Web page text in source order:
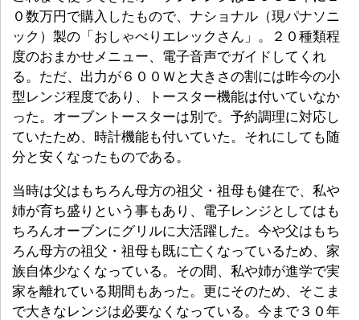
０数万円で購入したもので、ナショナル（現パナソニ
ック）製の「おしゃべりエレックさん」。２０種類程
度のおまかせメニュー、電子音声でガイドしてくれ
る。ただ、出力が６００Ｗと大きさの割には昨今の小
型レンジ程度であり、トースター機能は付いていなか
った。オーブントースターは別で。予約調理に対応し
ていたため、時計機能も付いていた。それにしても随
分と安くなったものである。
当時は父はもちろん母方の祖父・祖母も健在で、私や
姉が育ち盛りという事もあり、電子レンジとしてはも
ちろんオーブンにグリルに大活躍した。今や父はもち
ろん母方の祖父・祖母も既に亡くなっているため、家
族自体少なくなっている。その間、私や姉が進学で実
家を離れている期間もあった。更にそのため、そこま
で大きなレンジは必要なくなっている。今まで３０年